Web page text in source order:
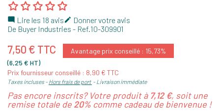
 Lire les 18 avis Donner votre avis
De Buyer Industries - Ref.10-309901
7,50 € TTC
Avantage prix conseillé : 15,73%
(6,25 € HT)
Prix fournisseur conseillé : 8,90 € TTC
Taxes incluses Hors frais de port Livraison immédiate
Pas encore inscrits? Votre produit à 7,12 €, soit une
remise totale de 20% comme cadeau de bienvenue !